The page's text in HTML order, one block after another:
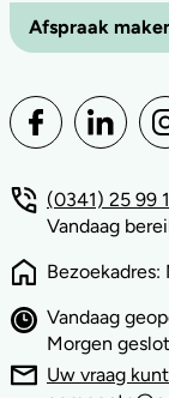
Afspraak
(0341) 25 99
Vandaag
Vandaag
Morgen
Uw vraag